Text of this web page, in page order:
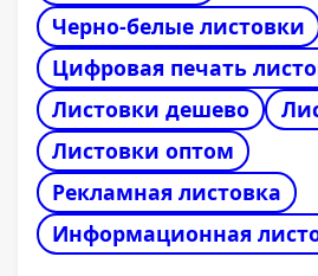
Черно-белые листовки
Цифровая печать
Листовки дешево
Листовки оптом
Рекламная листовка
Информационная